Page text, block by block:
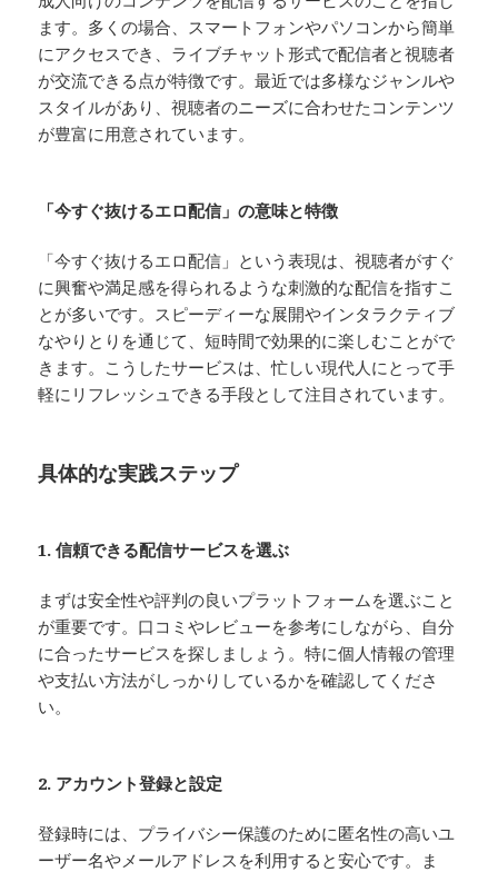
ます。多くの場合、スマートフォンやパソコンから簡単
にアクセスでき、ライブチャット形式で配信者と視聴者
が交流できる点が特徴です。最近では多様なジャンルや
スタイルがあり、視聴者のニーズに合わせたコンテンツ
が豊富に用意されています。
「今すぐ抜けるエロ配信」の意味と特徴
「今すぐ抜けるエロ配信」という表現は、視聴者がすぐ
に興奮や満足感を得られるような刺激的な配信を指すこ
とが多いです。スピーディーな展開やインタラクティブ
なやりとりを通じて、短時間で効果的に楽しむことがで
きます。こうしたサービスは、忙しい現代人にとって手
軽にリフレッシュできる手段として注目されています。
具体的な実践ステップ
1. 信頼できる配信サービスを選ぶ
まずは安全性や評判の良いプラットフォームを選ぶこと
が重要です。口コミやレビューを参考にしながら、自分
に合ったサービスを探しましょう。特に個人情報の管理
や支払い方法がしっかりしているかを確認してくださ
い。
2. アカウント登録と設定
登録時には、プライバシー保護のために匿名性の高いユ
ーザー名やメールアドレスを利用すると安心です。ま